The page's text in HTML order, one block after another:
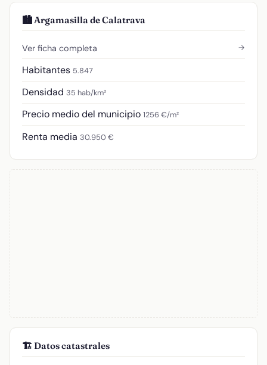
🏙️ Argamasilla de Calatrava
Ver ficha completa →
Habitantes 5.847
Densidad 35 hab/km²
Precio medio del municipio 1256 €/m²
Renta media 30.950 €
🏗️ Datos catastrales